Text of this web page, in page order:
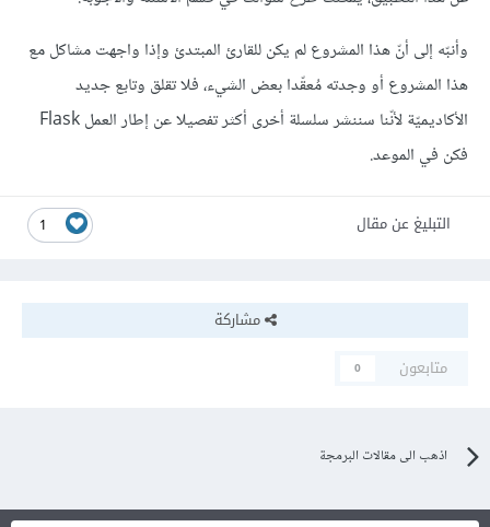
وأنبّه إلى أنّ هذا المشروع لم يكن للقارئ المبتدئ وإذا واجهت مشاكل مع
هذا المشروع أو وجدته مُعقّدا بعض الشيء، فلا تقلق وتابع جديد
الأكاديميّة لأنّنا سننشر سلسلة أخرى أكثر تفصيلا عن إطار العمل Flask
فكن في الموعد.
1 التبليغ عن مقال
مشاركة
متابعون
0
اذهب الى مقالات البرمجة